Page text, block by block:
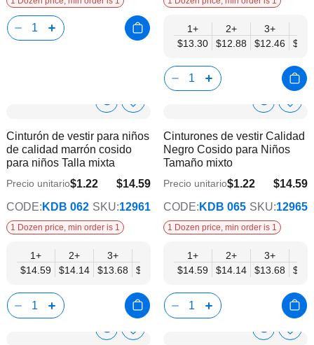
1+
$13.30
2+
$12.88
3+
$12.46
Show
Info
Añadir
la
deseos
Cinturón de vestir para niños
de calidad marrón cosido
para niños Talla mixta
$14.59
$11.86
Precio unitario$1.22
CODE: KDB 062 SKU:12961
1 Dozen price, min order is 1
1+
$14.59
2+
$14.14
3+
$13.68
$13.22
6+
$12.77
9+
$12.31
12+
$11.86
Show
Info la
lista
Cinturones de vestir Calidad
Negro Cosido para Niños
Tamaño mixto
$14.59
$11.86
Precio unitario$1.22
CODE: KDB 065 SKU:12965
1 Dozen price, min order is 1
1+
$14.59
2+
$14.14
3+
$13.68
ShowAñadir
Show